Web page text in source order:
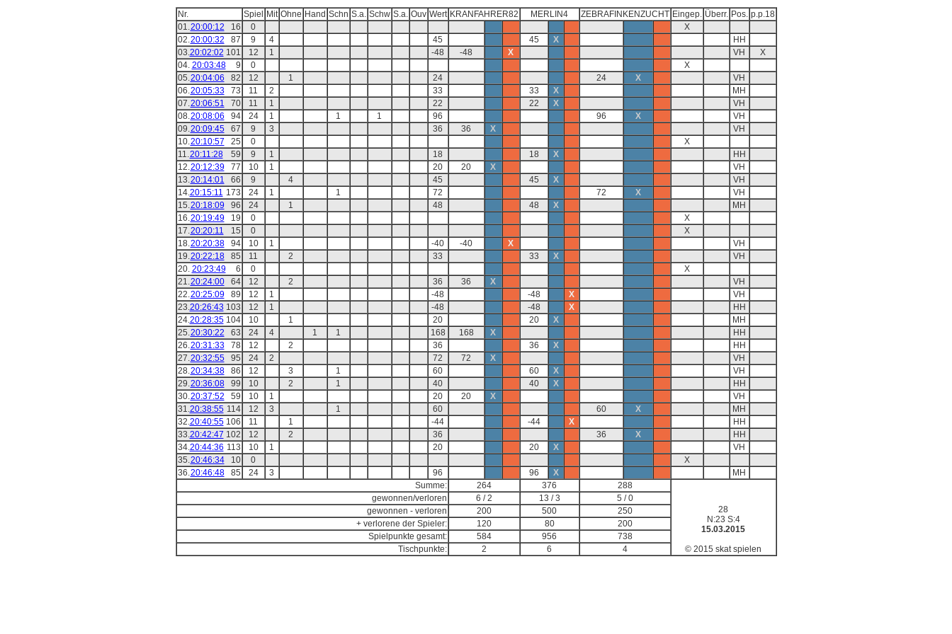
Nr. Spiel Mit Ohne Hand Schn S.a. Schw S.a. Ouv Wert KRANFAHRER82 MERLIN4 ZEBRAFINKENZUCHT Eingep. Überr. Pos. p.p.18
01.20:00:12 16 0
X
02.20:00:32 87 9 4 45 45 X
HH
03.20:02:02 101 12 1 -48 -48 X VH
X
04. 20:03:48 9 0
X
05.20:04:06 82 12 1 24 24 X
VH
06.20:05:33 73 11 2 33 33 X
MH
07.20:06:51 70 11 1 22 22 X
VH
08.20:08:06 94 24 1 1 1 96 96 X
VH
09.20:09:45 67 9 3 36 36 X
VH
10.20:10:57 25 0
X
11.20:11:28 59 9 1 18 18 X
HH
12.20:12:39 77 10 1 20 20 X
VH
13.20:14:01 66 9 4 45 45 X
VH
14.20:15:11 173 24 1 1 72 72 X
VH
15.20:18:09 96 24 1 48 48 X
MH
16.20:19:49 19 0
X
17.20:20:11 15 0
X
18.20:20:38 94 10 1 -40 -40 X
VH
19.20:22:18 85 11 2 33 33 X
VH
20. 20:23:49 6 0
X
21.20:24:00 64 12 2 36 36 X
VH
22.20:25:09 89 12 1 -48 -48 X
VH
23.20:26:43 103 12 1 -48 -48 X
HH
24.20:28:35104 10 1 20 20 X
MH
25.20:30:22 63 24 4 1 1 168 168 X
HH
26.20:31:33 78 12 2 36 36 X
HH
27.20:32:55 95 24 2 72 72 X
VH
28.20:34:38 86 12 3 1 60 60 X
VH
29.20:36:08 99 10 2 1 40 40 X
HH
30.20:37:52 59 10 1 20 20 X
VH
31.20:38:55 114 12 3 1 60 60 X
MH
32.20:40:55106 11 1 -44 -44 X
HH
33.20:42:47 102 12 2 36 36 X
HH
34.20:44:36 113 10 1 20 20 X
VH
35.20:46:34 10 0
X
36.20:46:48 85 24 3 96 96 X
MH
Summe:
264 376 288
28
N:23 S:4
15.03.2015
© 2015 skat spielen
gewonnen/verloren 6 / 2 13 / 3
5 / 0
gewonnen - verloren
200 500
250
+ verlorene der Spieler:
120 80
200
Spielpunkte gesamt:
584 956
738
Tischpunkte:
2 6 4